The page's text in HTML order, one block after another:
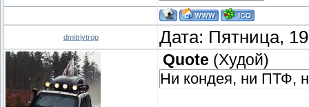
dmitriytrop Дата: Пятница,
Quote (Худой)
Ни кондея, ни ПТФ,